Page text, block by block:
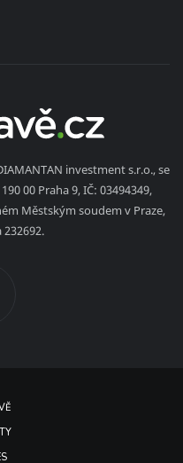
investment s.r.o., se
00 Praha 9, IČ: 03494349,
Městským soudem v Praze,